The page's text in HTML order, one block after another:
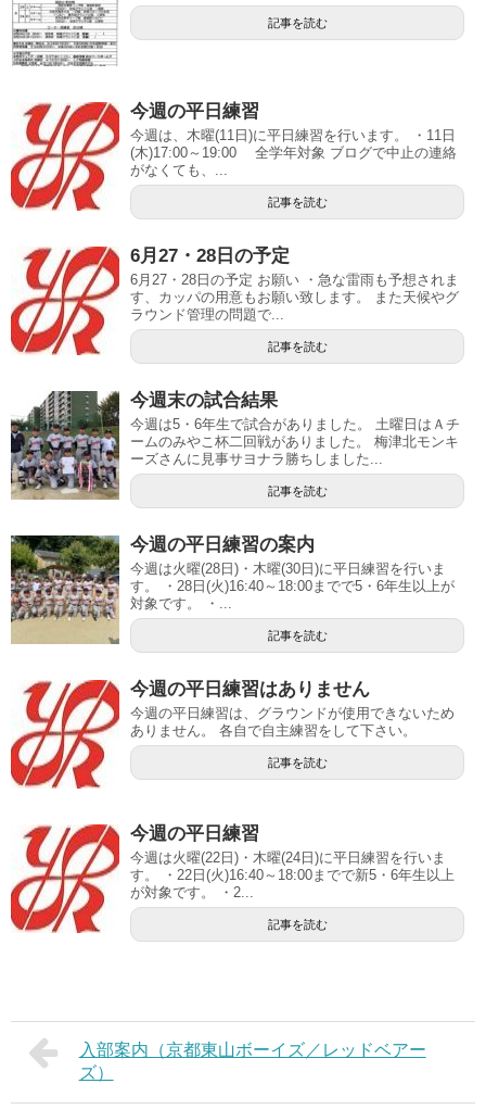
記事を読む
今週の平日練習
今週は、木曜(11日)に平日練習を行います。 ・11日
(木)17:00～19:00 全学年対象 ブログで中止の連絡
がなくても、...
記事を読む
6月27・28日の予定
6月27・28日の予定 お願い ・急な雷雨も予想されま
す、カッパの用意もお願い致します。 また天候やグ
ラウンド管理の問題で...
記事を読む
今週末の試合結果
今週は5・6年生で試合がありました。 土曜日はＡチ
ームのみやこ杯二回戦がありました。 梅津北モンキ
ーズさんに見事サヨナラ勝ちしました...
記事を読む
今週の平日練習の案内
今週は火曜(28日)・木曜(30日)に平日練習を行いま
す。 ・28日(火)16:40～18:00までで5・6年生以上が
対象です。 ・...
記事を読む
今週の平日練習はありません
今週の平日練習は、グラウンドが使用できないため
ありません。 各自で自主練習をして下さい。
記事を読む
今週の平日練習
今週は火曜(22日)・木曜(24日)に平日練習を行いま
す。 ・22日(火)16:40～18:00までで新5・6年生以上
が対象です。 ・2...
記事を読む
入部案内（京都東山ボーイズ／レッドベアー
ズ）